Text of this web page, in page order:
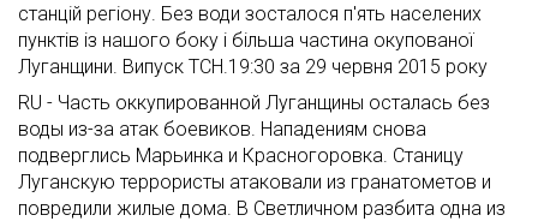
станцій регіону. Без води зосталося п'ять населених
пунктів із нашого боку і більша частина окупованої
Луганщини. Випуск ТСН.19:30 за 29 червня 2015 року
RU - Часть оккупированной Луганщины осталась без
воды из-за атак боевиков. Нападениям снова
подверглись Марьинка и Красногоровка. Станицу
Луганскую террористы атаковали из гранатометов и
повредили жилые дома. В Светличном разбита одна из